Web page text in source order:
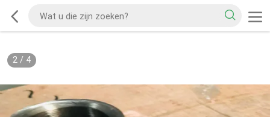
2/ 4